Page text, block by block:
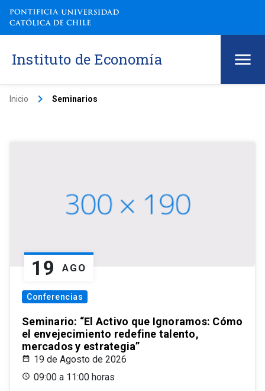
Instituto de Economía
Inicio keyboard_arrow_right Seminarios
19 AGO
Conferencias
Seminario: “El Activo que Ignoramos: Cómo
el envejecimiento redefine talento,
mercados y estrategia”
19 de Agosto de 2026
09:00 a 11:00 horas